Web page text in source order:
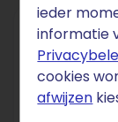
ieder
informatie
cookies
afwijzen
DOMEIN